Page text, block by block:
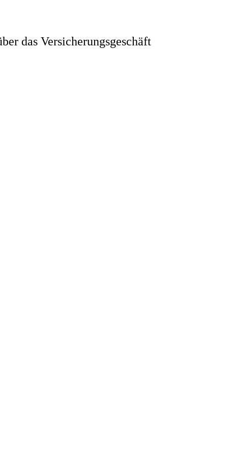
das Versicherungsgeschäft